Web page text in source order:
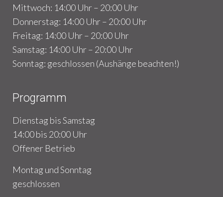
Mittwoch: 14:00 Uhr – 20:00 Uhr
Donnerstag: 14:00 Uhr – 20:00 Uhr
Freitag: 14:00 Uhr – 20:00 Uhr
Samstag: 14:00 Uhr – 20:00 Uhr
Sonntag: geschlossen (Aushänge beachten!)
Programm
Dienstag bis Samstag
14:00 bis 20:00 Uhr
Offener Betrieb
Montag und Sonntag
geschlossen